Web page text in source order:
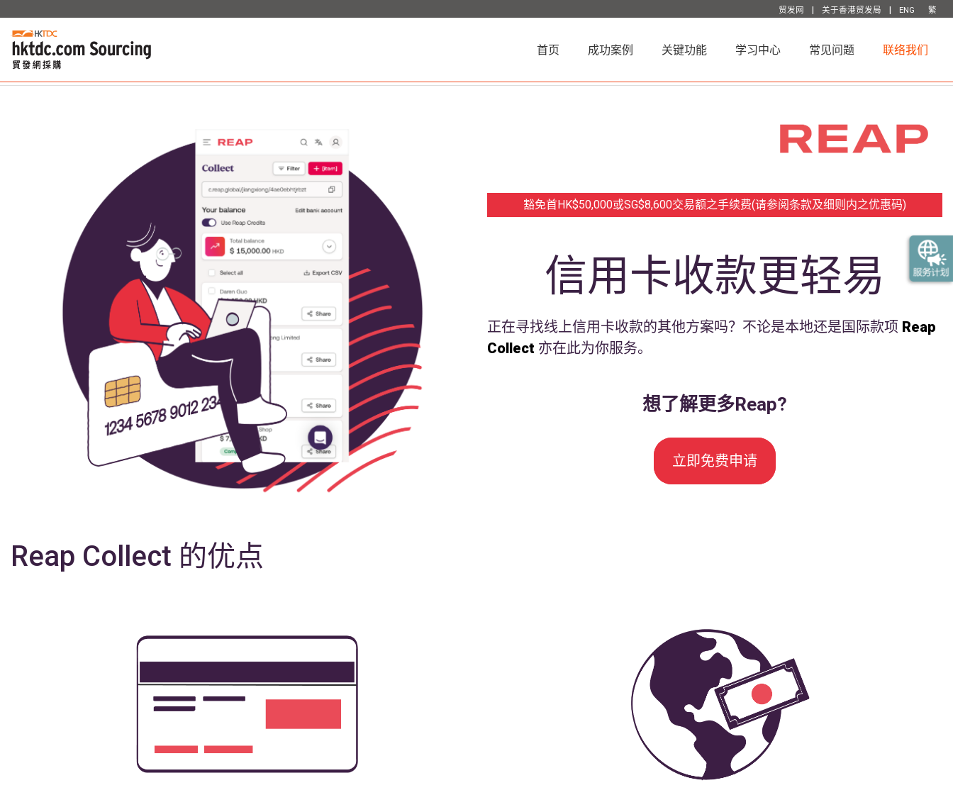
贸发网 | 关于香港贸发局 | ENG 繁
首页 (current)成功案例 关键功能 学习中心 常见问题 联络我们
豁免首HK$50,000或SG$8,600交易额之手续费(请参阅条款及细则内之优惠码)
信用卡收款更轻易
正在寻找线上信用卡收款的其他方案吗？不论是本地还是国际款项 Reap
Collect 亦在此为你服务。
想了解更多Reap?
立即免费申请
Reap Collect 的优点